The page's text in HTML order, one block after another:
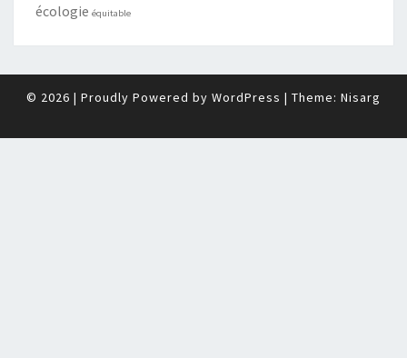
écologie équitable
© 2026 | Proudly Powered by WordPress | Theme: Nisarg